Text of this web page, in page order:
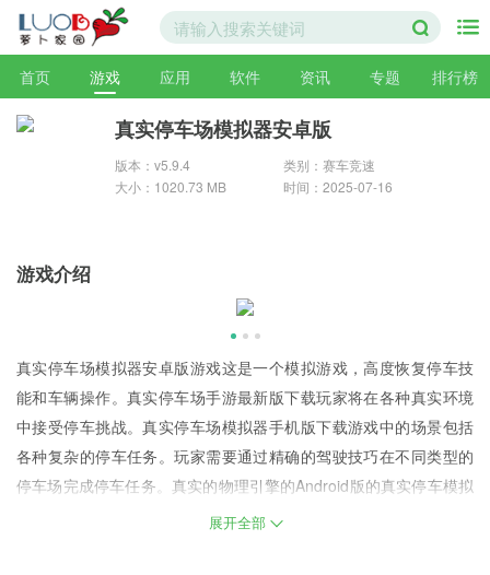
首页 游戏 应用 软件 资讯 专题 排行榜
真实停车场模拟器安卓版
版本：v5.9.4
类别：赛车竞速
大小：1020.73 MB
时间：2025-07-16
游戏介绍
真实停车场模拟器安卓版游戏这是一个模拟游戏，高度恢复停车技
能和车辆操作。真实停车场手游最新版下载玩家将在各种真实环境
中接受停车挑战。真实停车场模拟器手机版下载游戏中的场景包括
各种复杂的停车任务。玩家需要通过精确的驾驶技巧在不同类型的
停车场完成停车任务。真实的物理引擎的Android版的真实停车模拟
器游戏带来了一个极其逼真的驾驶体验。无论是倒车进入停车位、
展开全部